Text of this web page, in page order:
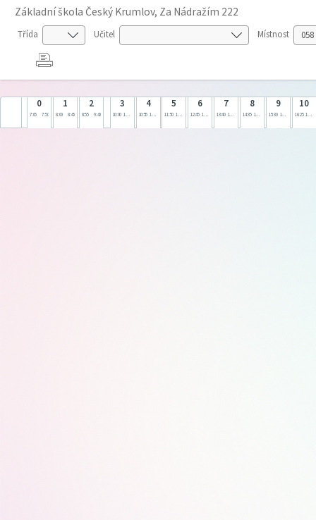
Základní škola Český Krumlov, Za Nádražím 222
Třída Učitel Místnost
0
7:05 7:50
1
8:00 8:45
2
8:55 9:40
3
10:00 10:45
4
10:55 11:40
5
11:50 12:35
6
12:45 13:30
7
13:40 14:25
8
14:35 15:20
9
15:30 16:15
10
16:25 17:10